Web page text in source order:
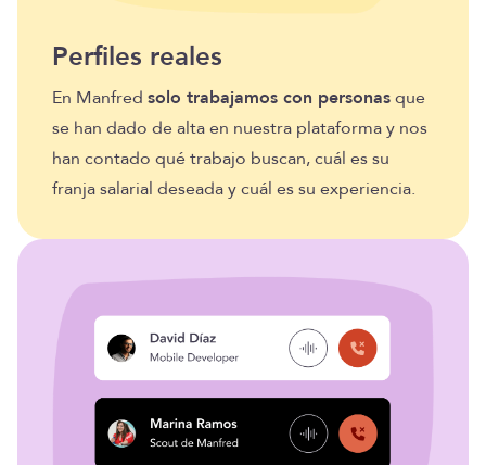
Perfiles reales
En Manfred solo trabajamos con personasque
se han dado de alta en nuestra plataforma y nos
han contado qué trabajo buscan, cuál es su
franja salarial deseada y cuál es su experiencia.